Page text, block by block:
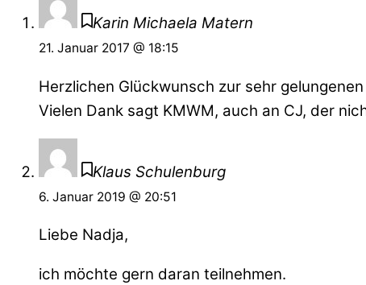
Karin Michaela Matern
21. Januar 2017 @ 18:15
Herzlichen Glückwunsch zur sehr
Vielen Dank sagt KMWM, auch an CJ, der
Klaus Schulenburg
6. Januar 2019 @ 20:51
Liebe Nadja,
ich möchte gern daran teilnehmen.